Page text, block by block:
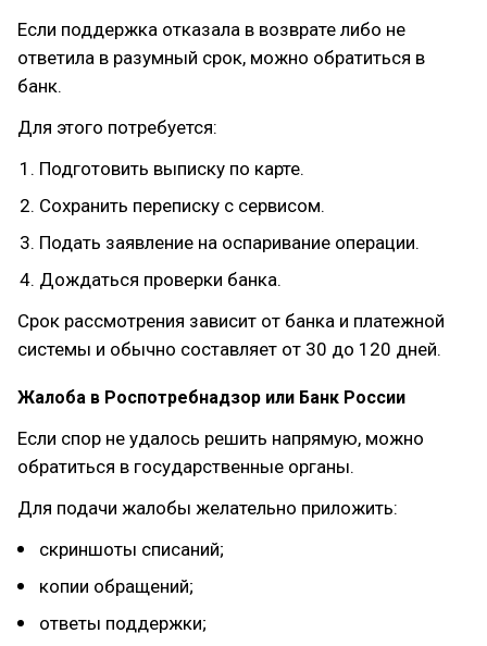
Если поддержка отказала в возврате либо не
ответила в разумный срок, можно обратиться в
банк.
Для этого потребуется:
Подготовить выписку по карте.
Сохранить переписку с сервисом.
Подать заявление на оспаривание операции.
Дождаться проверки банка.
Срок рассмотрения зависит от банка и платежной
системы и обычно составляет от 30 до 120 дней.
Жалоба в Роспотребнадзор или Банк России
Если спор не удалось решить напрямую, можно
обратиться в государственные органы.
Для подачи жалобы желательно приложить:
скриншоты списаний;
копии обращений;
ответы поддержки;